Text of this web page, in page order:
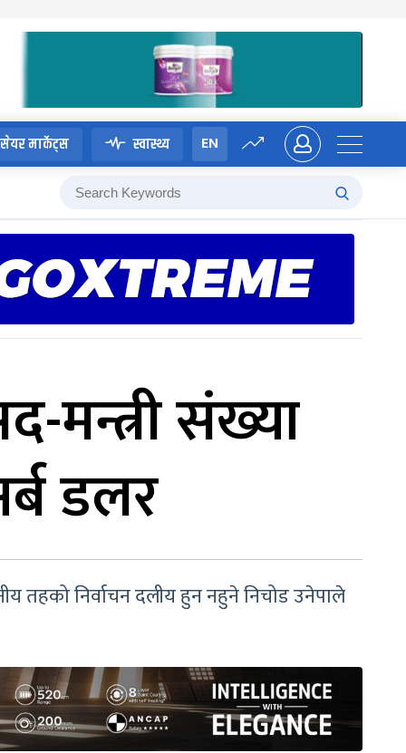
सेयर मार्केट्स स्वास्थ्य EN
मन्त्री संख्या
डलर
तहको निर्वाचन दलीय हुन नहुने निचोड उनेपाले